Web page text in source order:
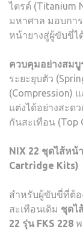
ไตรด์ (Titanium
มหาศาล มอบกา
หน้ายางสู่ผู้ขับขี่ไ
ควบคุมอย่างสม
ระยะยุบตัว
(Compression)
แต่งได้อย่างสะด
กันสะเทือน (Top
NIX 22 ชุดไส้หน้
Cartridge Kits)
สำหรับผู้ขับขี่ที่ต้
สะเทือนเดิม ชุดไ
22 รุ่น FKS 228